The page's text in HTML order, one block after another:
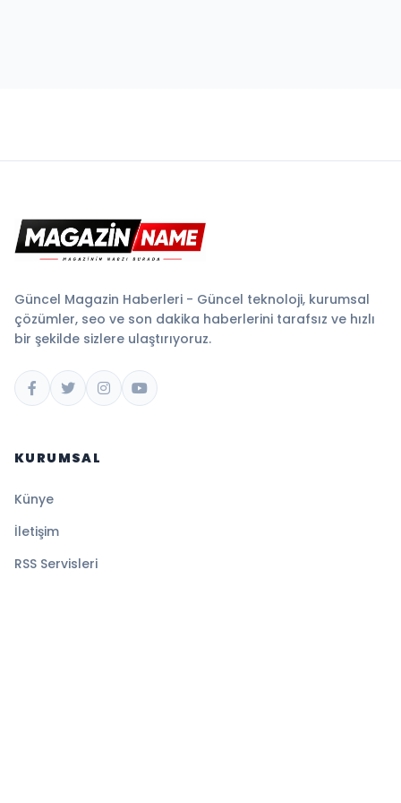
Güncel Magazin Haberleri - Güncel teknoloji, kurumsal
çözümler, seo ve son dakika haberlerini tarafsız ve hızlı
bir şekilde sizlere ulaştırıyoruz.
KURUMSAL
Künye
İletişim
RSS Servisleri